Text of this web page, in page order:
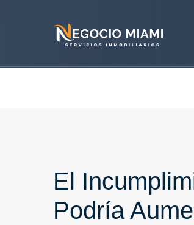
El
Podría